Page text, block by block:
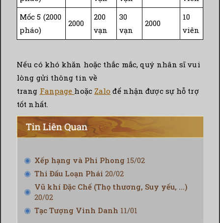
Mốc 5 (2000
pháo)
2000
200
vạn
30
vạn
2000
10
viên
Nếu có khó khăn hoặc thắc mắc, quý nhân sĩ vui
lòng gửi thông tin về
trang Fanpage hoặc Zalo để nhận được sự hỗ trợ
tốt nhất.
Xếp hạng và Phi Phong 15/02
Thi Đấu Loạn Phái 20/02
Vũ khí Đặc Chế (Thọ thương, Suy yếu, ...)
20/02
Tạc Tượng Vinh Danh 11/01